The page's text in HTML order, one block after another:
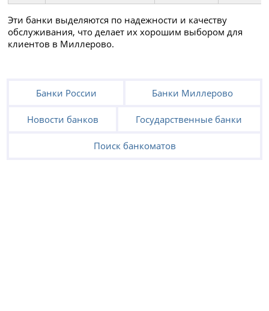
Эти банки выделяются по надежности и качеству
обслуживания, что делает их хорошим выбором для
клиентов в Миллерово.
Банки России Банки Миллерово
Новости банков Государственные банки
Поиск банкоматов